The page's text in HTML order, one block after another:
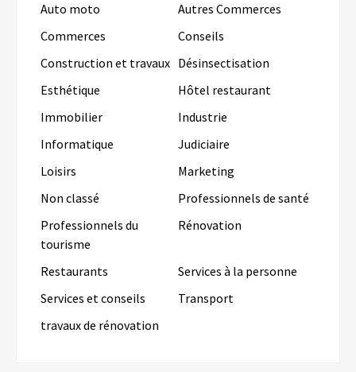
Auto moto
Autres Commerces
Commerces
Conseils
Construction et travaux Désinsectisation
Esthétique
Hôtel restaurant
Immobilier
Industrie
Informatique
Judiciaire
Loisirs
Marketing
Non classé
Professionnels de santé
Professionnels du
tourisme
Rénovation
Restaurants
Services à la personne
Services et conseils
Transport
travaux de rénovation